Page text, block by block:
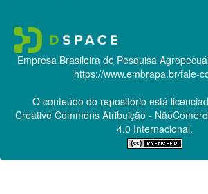
Empresa Brasileira de Pesquisa
https://www.embrapa.br/fale-
O conteúdo do repositório está
Creative CommonsAtribuição -
4.0 Internacional.